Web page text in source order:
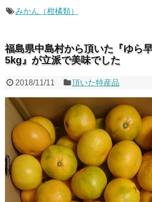
みかん（柑橘類）
福島県中島村から頂いた『ゆら
5kg』が立派で美味でした
2018/11/11 頂いた特産品